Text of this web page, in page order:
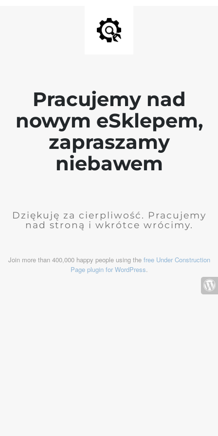
Pracujemy nad
nowym eSklepem,
zapraszamy
niebawem
Dziękuję za cierpliwość. Pracujemy
nad stroną i wkrótce wrócimy.
Join more than 400,000 happy people using the free Under Construction
Page plugin for WordPress.